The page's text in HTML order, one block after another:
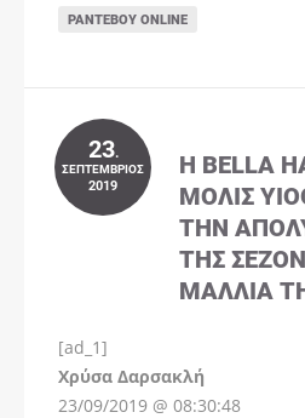
ΡΑΝΤΕΒΟΎ ONLINE
23.
ΣΕΠΤΈΜΒΡΙΟΣ
2019
Η BELLA
ΜΌΛΙΣ
ΤΗΝ
ΤΗΣ
ΜΑΛΛΙΆ
[ad_1]
Χρύσα Δαρσακλή
23/09/2019 @ 08:30:48